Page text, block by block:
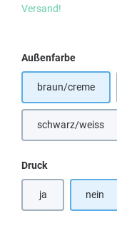
Versand!
Außenfarbe
braun/creme
schwarz/weiss
(Diese
Druckauswählen
ja nein